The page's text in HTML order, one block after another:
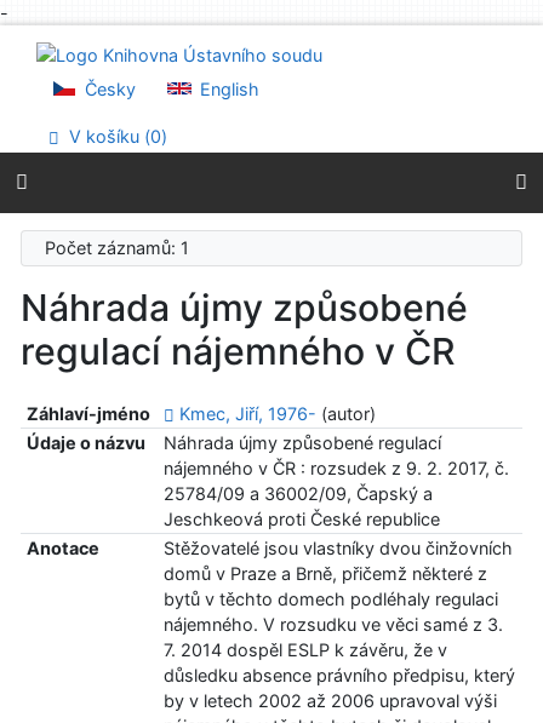
-
Přejít na menu
Prohlášení o webové přístupnosti
Česky English
V košíku (0)
Počet záznamů: 1
Náhrada újmy způsobené
regulací nájemného v ČR
Záhlaví-jméno Kmec, Jiří, 1976- (autor)
Údaje o názvu
Náhrada újmy způsobené regulací
nájemného v ČR : rozsudek z 9. 2. 2017, č.
25784/09 a 36002/09, Čapský a
Jeschkeová proti České republice
Anotace
Stěžovatelé jsou vlastníky dvou činžovních
domů v Praze a Brně, přičemž některé z
bytů v těchto domech podléhaly regulaci
nájemného. V rozsudku ve věci samé z 3.
7. 2014 dospěl ESLP k závěru, že v
důsledku absence právního předpisu, který
by v letech 2002 až 2006 upravoval výši